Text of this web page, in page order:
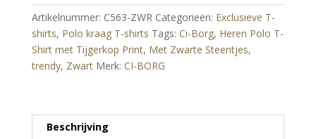
Shirt
met
Tijgerkop
Print
Met
Artikelnummer: C563-ZWR Categorieën: Exclusieve T-
shirts, Polo kraag T-shirts Tags: Ci-Borg, Heren Polo T-
Shirt met Tijgerkop Print, Met Zwarte Steentjes,
trendy, Zwart Merk: CI-BORG
Beschrijving